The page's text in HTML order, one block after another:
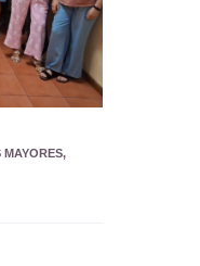
MAYORES,